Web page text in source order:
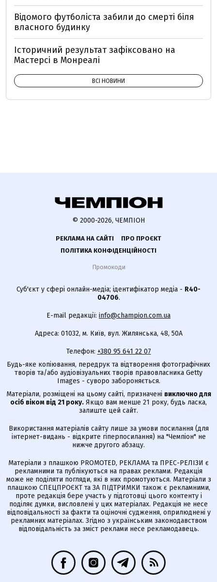
Відомого футболіста забили до смерті біля
власного будинку
Історичний результат зафіксовано на
Мастерсі в Монреалі
ВСІ НОВИНИ
© 2000-2026, ЧЕМПІОН
РЕКЛАМА НА САЙТІ
ПРО ПРОЄКТ
ПОЛІТИКА КОНФІДЕНЦІЙНОСТІ
Промокоди
Суб'єкт у сфері онлайн-медіа; ідентифікатор медіа - R40-
04706.
E-mail редакції: info@champion.com.ua
Адреса: 01032, м. Київ, вул. Жилянська, 48, 50А
Телефон: +380 95 641 22 07
Будь-яке копіювання, передрук та відтворення фотографічних
творів та/або аудіовізуальних творів правовласника Getty
Images - суворо забороняється.
Матеріали, розміщені на цьому сайті, призначені виключно для
осіб віком від 21 року. Якщо вам менше 21 року, будь ласка,
залиште цей сайт.
Використання матеріалів сайту лише за умови посилання (для
інтернет-видань - відкрите гіперпосилання) на "Чемпіон" не
нижче другого абзацу.
Матеріали з плашкою PROMOTED, РЕКЛАМА та ПРЕС-РЕЛІЗИ є
рекламними та публікуються на правах реклами. Редакція
може не поділяти погляди, які в них промотуються. Матеріали з
плашкою СПЕЦПРОЄКТ та ЗА ПІДТРИМКИ також є рекламними,
проте редакція бере участь у підготовці цього контенту і
поділяє думки, висловлені у цих матеріалах. Редакція не несе
відповідальності за факти та оціночні судження, оприлюднені у
рекламних матеріалах. Згідно з українським законодавством
відповідальність за зміст реклами несе рекламодавець.